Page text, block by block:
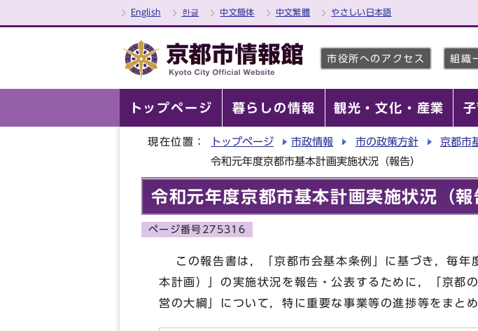
English 한글 中文簡体 中文繁體 やさしい日本語
市役所へのアクセス 組織
トップページ 暮らしの情報 観光・文化・産業
現在位置： トップページ 市政情報 市の政策方針
京都市
令和元年度京都市基本計画実施状況（報告）
令和元年度京都市基本計画実施状況（報
ページ番号275316
この報告書は，「京都市会基本条例」に基づき，毎
本計画）」の実施状況を報告・公表するために，「京都
営の大綱」について，特に重要な事業等の進捗等をまと